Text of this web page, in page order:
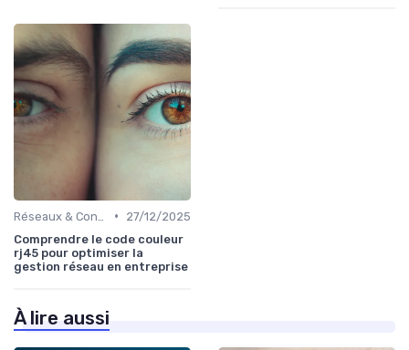
•
27/12/2025
Comprendre le code couleur
rj45 pour optimiser la
gestion réseau en entreprise
À lire aussi